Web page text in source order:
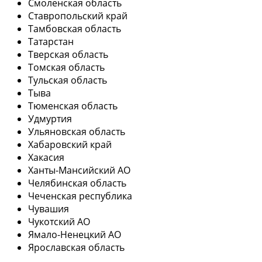
Смоленская область
Ставропольский край
Тамбовская область
Татарстан
Тверская область
Томская область
Тульская область
Тыва
Тюменская область
Удмуртия
Ульяновская область
Хабаровский край
Хакасия
Ханты-Мансийский АО
Челябинская область
Чеченская республика
Чувашия
Чукотский АО
Ямало-Ненецкий АО
Ярославская область